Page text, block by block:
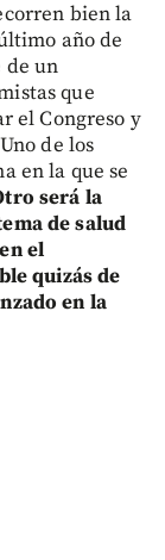
bien la
año de
de un
que
el Congreso y
de los
en la que se
será la
de salud
el
quizás de
en la